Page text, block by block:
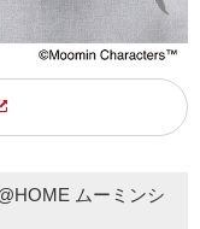
ムーミンシ